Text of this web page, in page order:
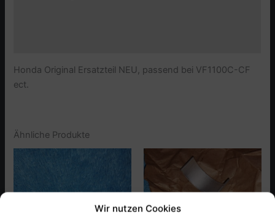
Wir nutzen Cookies
Honda Original Ersatzteil NEU, passend bei VF1100C-CF
ect.
Ähnliche Produkte